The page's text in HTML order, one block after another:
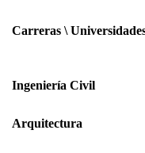
Carreras \
Ingeniería Civil
Arquitectura